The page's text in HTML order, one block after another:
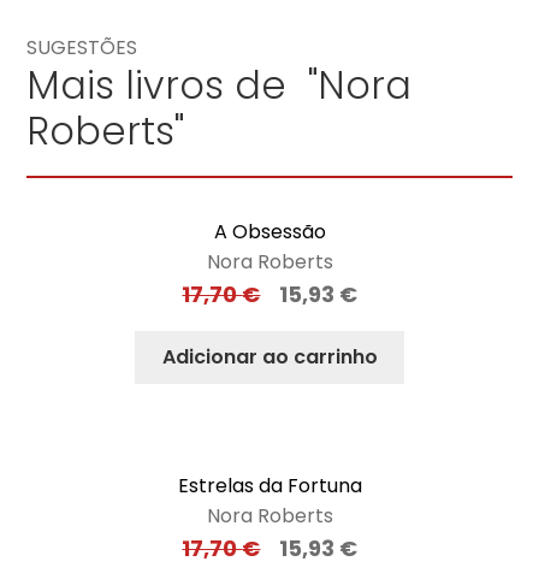
SUGESTÕES
Mais livros de "Nora
Roberts"
A Obsessão
Nora Roberts
17,70€ 15,93 €
Adicionar ao carrinho
Estrelas da Fortuna
Nora Roberts
17,70€ 15,93 €